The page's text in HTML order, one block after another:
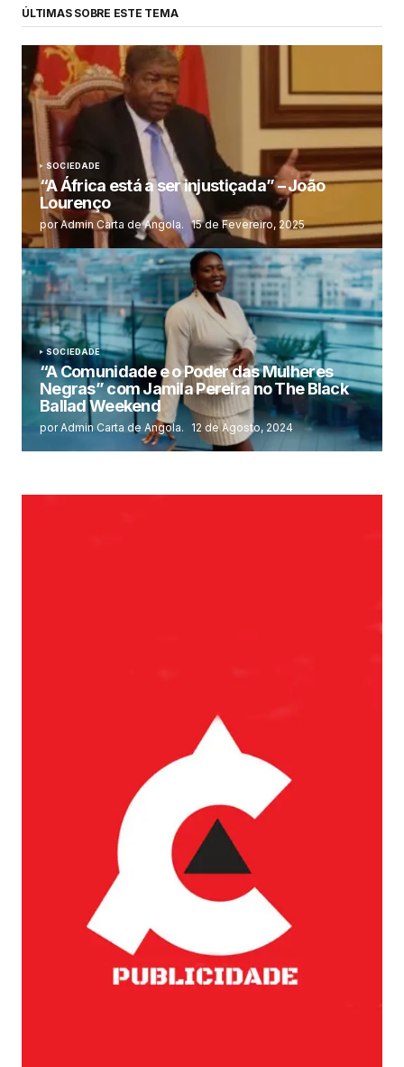
ÚLTIMAS SOBRE ESTE TEMA
SOCIEDADE
“A África está a ser injustiçada” – João
Lourenço
por Admin Carta de Angola. 15 de Fevereiro, 2025
SOCIEDADE
“A Comunidade e o Poder das Mulheres
Negras” com Jamila Pereira no The Black
Ballad Weekend
por Admin Carta de Angola. 12 de Agosto, 2024